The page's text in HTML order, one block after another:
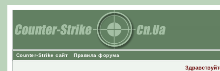
Counter-Strike сайт Правила форума